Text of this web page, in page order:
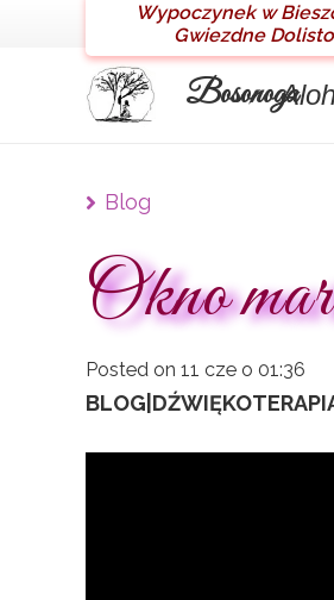
Wypoczynek w
Gwiezdne
Bosonoga
Blog
Okno
Posted on 11 cze o 01:36
BLOG